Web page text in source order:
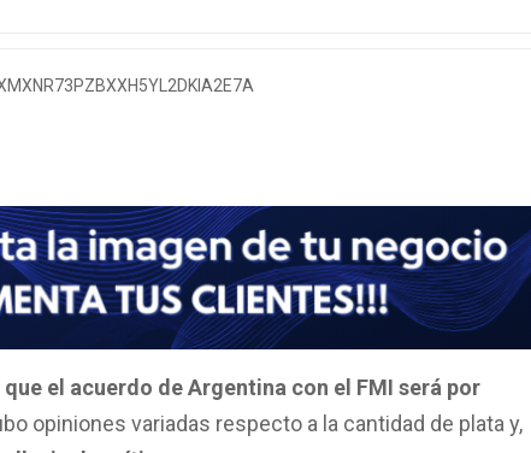
el acuerdo de Argentina con el FMI será por
opiniones variadas respecto a la cantidad de plata y,